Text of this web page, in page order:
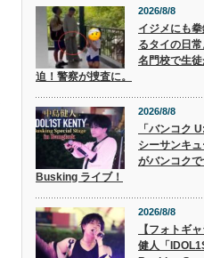
2026/8/8
イジメにも
るタイの日
名門校で生
迫！警察が捜査に。
2026/8/8
「バンコク
シーサンキ
がバンコク
Busking ライブ！
2026/8/8
【フォトギ
健人「